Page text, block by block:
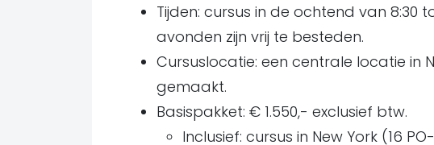
Tijden: cursus in de ochtend van 8:30
avonden zijn vrij te besteden.
Cursuslocatie: een centrale locatie in
gemaakt.
Basispakket: € 1.550,- exclusief btw.
Inclusief: cursus in New York (16